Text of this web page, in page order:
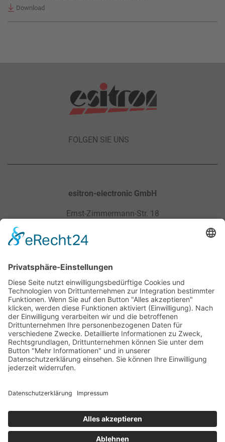
Download
FOLGEN SIE UNS
esitron-electronic GmbH
Ernst-Zimmermann-Str. 18
88045 Friedrichshafen / Germany
Sitemap
Produkte
Service
Karriere
Kontakt
Downloads
Rechtliches
Datenschutz­
AGB
Impressum